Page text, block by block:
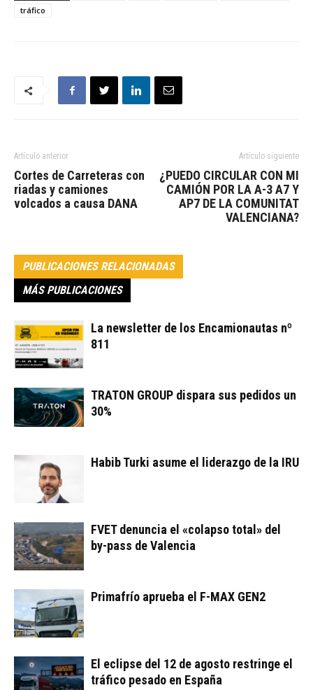
tráfico
Artículo anterior
Cortes de Carreteras con
riadas y camiones
volcados a causa DANA
Artículo siguiente
¿PUEDO CIRCULAR CON MI
CAMIÓN POR LA A-3 A7 Y
AP7 DE LA COMUNITAT
VALENCIANA?
PUBLICACIONES RELACIONADAS
MÁS PUBLICACIONES
La newsletter de los Encamionautas nº
811
TRATON GROUP dispara sus pedidos un
30%
Habib Turki asume el liderazgo de la IRU
FVET denuncia el «colapso total» del
by-pass de Valencia
Primafrío aprueba el F-MAX GEN2
El eclipse del 12 de agosto restringe el
tráfico pesado en España